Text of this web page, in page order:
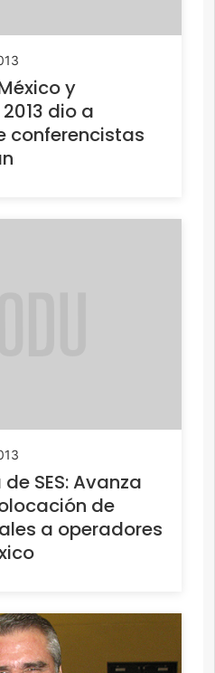
y
dio a
conferencistas
SES: Avanza
de
a operadores